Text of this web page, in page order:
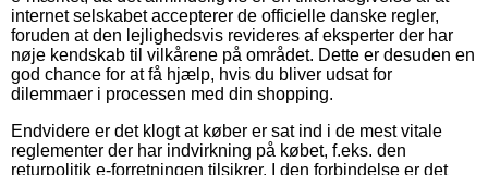
internet selskabet accepterer de officielle danske regler,
foruden at den lejlighedsvis revideres af eksperter der har
nøje kendskab til vilkårene på området. Dette er desuden en
god chance for at få hjælp, hvis du bliver udsat for
dilemmaer i processen med din shopping.
Endvidere er det klogt at køber er sat ind i de mest vitale
reglementer der har indvirkning på købet, f.eks. den
returpolitik e-forretningen tilsikrer. I den forbindelse er det